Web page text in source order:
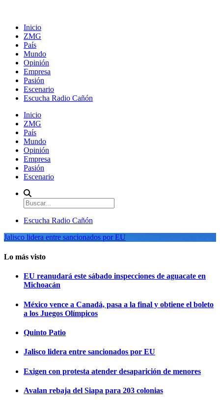
Inicio
ZMG
País
Mundo
Opinión
Empresa
Pasión
Escenario
Escucha Radio Cañón
Inicio
ZMG
País
Mundo
Opinión
Empresa
Pasión
Escenario
Escucha Radio Cañón
Jalisco lidera entre sancionados por EU
Lo más visto
EU reanudará este sábado inspecciones de aguacate en
Michoacán
México vence a Canadá, pasa a la final y obtiene el boleto
a los Juegos Olímpicos
Quinto Patio
Jalisco lidera entre sancionados por EU
Exigen con protesta atender desaparición de menores
Avalan rebaja del Siapa para 203 colonias